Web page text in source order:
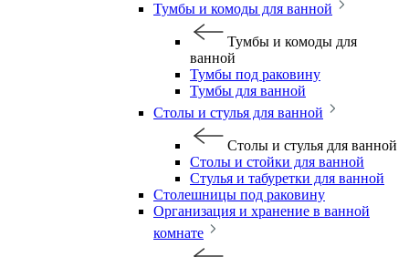
Тумбы и комоды для ванной
Тумбы и комоды для
ванной
Тумбы под раковину
Тумбы для ванной
Столы и стулья для ванной
Столы и стулья для ванной
Столы и стойки для ванной
Стулья и табуретки для ванной
Столешницы под раковину
Организация и хранение в ванной
комнате